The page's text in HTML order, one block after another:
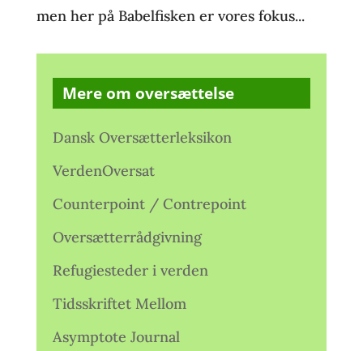
men her på Babelfisken er vores fokus...
Mere om oversættelse
Dansk Oversætterleksikon
VerdenOversat
Counterpoint / Contrepoint
Oversætterrådgivning
Refugiesteder i verden
Tidsskriftet Mellom
Asymptote Journal